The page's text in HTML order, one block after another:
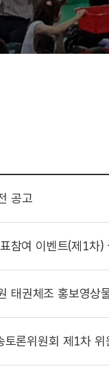
공고
참여 이벤트(제1차)
태권체조 홍보영상
토론위원회 제1차 위